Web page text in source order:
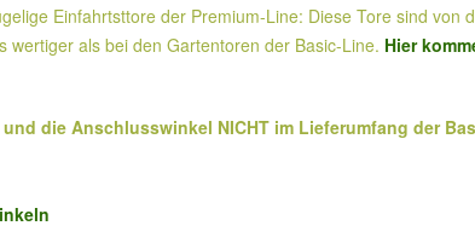
Einfahrtsttore der Premium-Line: Diese Tore sind
als bei den Gartentoren der Basic-Line. Hier
die Anschlusswinkel NICHT im Lieferumfang der